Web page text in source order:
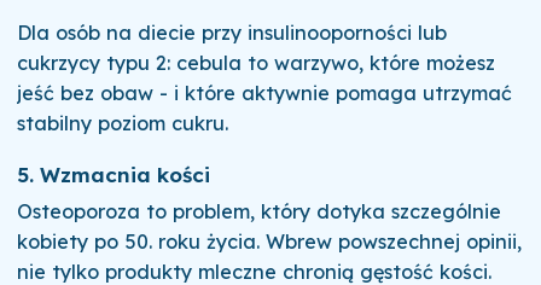
Dla osób na diecie przy insulinooporności lub
cukrzycy typu 2: cebula to warzywo, które możesz
jeść bez obaw - i które aktywnie pomaga utrzymać
stabilny poziom cukru.
5. Wzmacnia kości
Osteoporoza to problem, który dotyka szczególnie
kobiety po 50. roku życia. Wbrew powszechnej opinii,
nie tylko produkty mleczne chronią gęstość kości.